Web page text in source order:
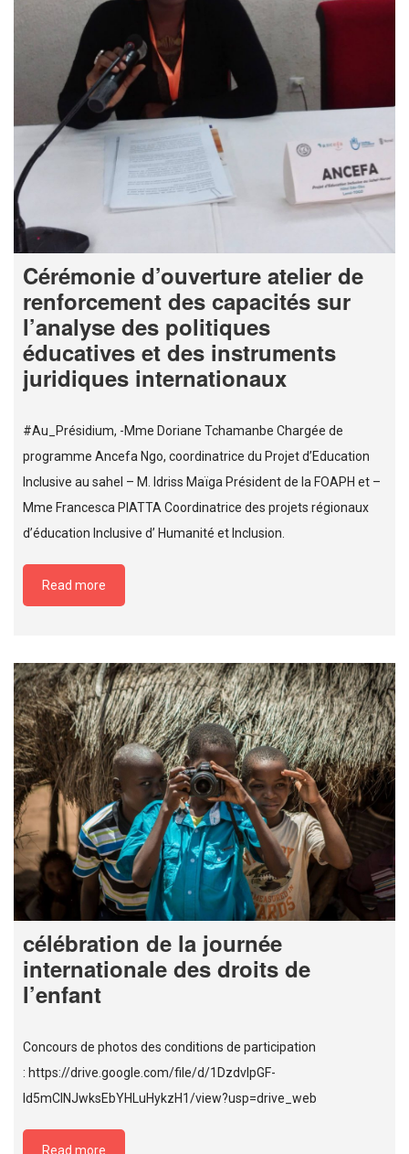
Cérémonie d’ouverture atelier de
renforcement des capacités sur
l’analyse des politiques
éducatives et des instruments
juridiques internationaux
#Au_Présidium, -Mme Doriane Tchamanbe Chargée de
programme Ancefa Ngo, coordinatrice du Projet d’Education
Inclusive au sahel – M. Idriss Maïga Président de la FOAPH et –
Mme Francesca PIATTA Coordinatrice des projets régionaux
d’éducation Inclusive d’ Humanité et Inclusion.
Read more
célébration de la journée
internationale des droits de
l’enfant
Concours de photos des conditions de participation
: https://drive.google.com/file/d/1DzdvlpGF-
Id5mCINJwksEbYHLuHykzH1/view?usp=drive_web
Read more